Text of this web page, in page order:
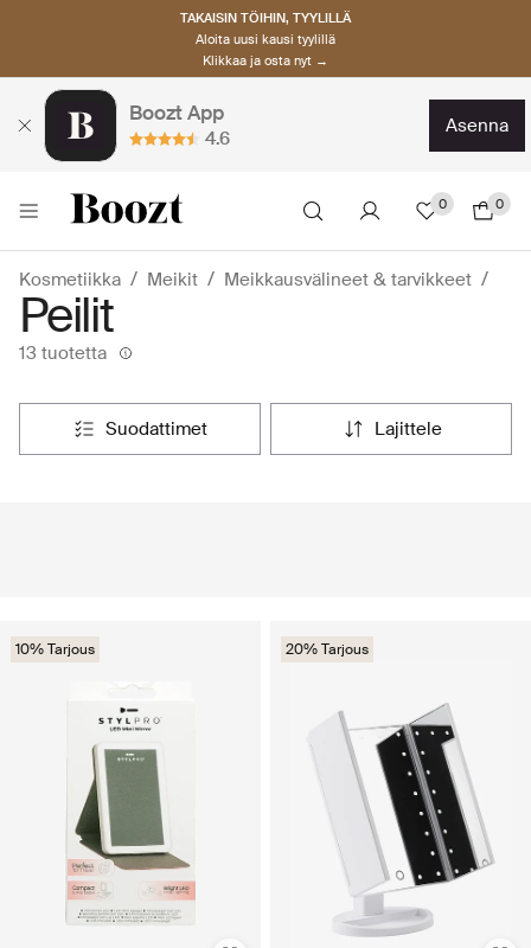
TAKAISIN TÖIHIN, TYYLILLÄ
Aloita uusi kausi tyylillä
Klikkaa ja osta nyt →
Boozt App
4.6
asenna
0 0
Kosmetiikka Meikit Meikkausvälineet & tarvikkeet
Peilit
13 tuotetta
suodattimet lajittele
10% Tarjous 20% Tarjous